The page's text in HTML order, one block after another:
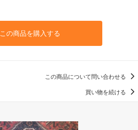
この商品を購入する
この商品について問い合わせる
買い物を続ける